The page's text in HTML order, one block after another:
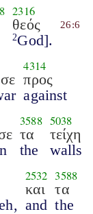
2316
θεός
2God].
26:6
4314
προς
against
3588
τα
the
5038
τείχη
walls
2532
και
and
3588
τα
the